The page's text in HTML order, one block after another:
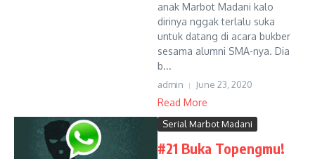
anak Marbot Madani kalo
dirinya nggak terlalu suka
untuk datang di acara bukber
sesama alumni SMA-nya. Dia
b...
admin June 23, 2020
Read More
Serial Marbot Madani
#21 Buka Topengmu!